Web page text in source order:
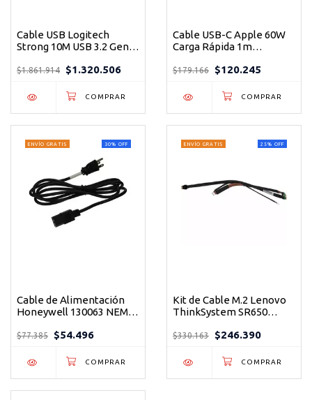
Cable USB Logitech
Strong 10M USB 3.2 Gen 2
$1.861.914 $1.320.506
Cable USB-C Apple 60W
Carga Rápida 1m
MW493AM/A
$179.166 $120.245
30% OFF
ENVÍO GRATIS
Cable de Alimentación
Honeywell 130063 NEMA
RoHS para Portátiles
$77.385 $54.496
25% OFF
ENVÍO GRATIS
Kit de Cable M.2 Lenovo
ThinkSystem SR650
Servidor
$330.163 $246.390